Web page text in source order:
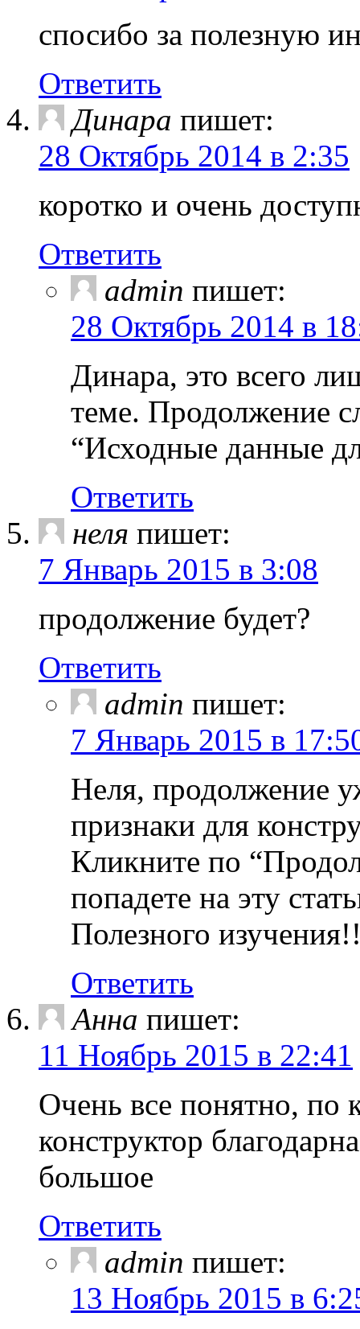
спосибо за полезную
Ответить
Динара пишет:
28 Октябрь 2014 в 2:35
коротко и очень
Ответить
admin пишет:
28 Октябрь 2014 в
Динара, это всего
теме. Продолжение
“Исходные данные
Ответить
неля пишет:
7 Январь 2015 в 3:08
продолжение будет?
Ответить
admin пишет:
7 Январь 2015 в
Неля, продолжение
признаки для
Кликните по
попадете на эту
Полезного
Ответить
Анна пишет:
11 Ноябрь 2015 в 22:41
Очень все понятно, по
конструктор
большое
Ответить
admin пишет:
13 Ноябрь 2015 в